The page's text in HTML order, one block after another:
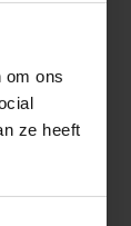
om ons
ze heeft